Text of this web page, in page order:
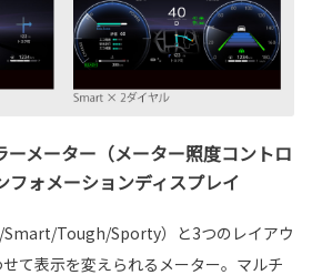
ーメーター（メーター照度コントロ
フォメーションディスプレイ
Smart/Tough/Sporty）と3つのレイアウ
て表示を変えられるメーター。マルチ